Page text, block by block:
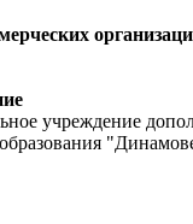
учреждение